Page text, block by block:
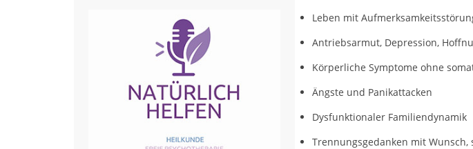
Leben mit
Antriebsarmut, Depression,
Körperliche Symptome ohne
Ängste und Panikattacken
Dysfunktionaler Familiendynamik
Trennungsgedanken mit